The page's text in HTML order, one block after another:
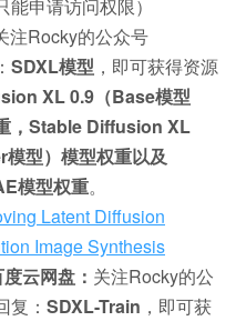
能申请访问权限）
注Rocky的公众号
SDXL模型 ，即可获得资源
XL 0.9（Base模型
，Stable Diffusion XL
型）模型权重以及
模型权重。
Latent Diffusion
Image Synthesis
云网盘： 关注Rocky的公
复： SDXL-Train ，即可获